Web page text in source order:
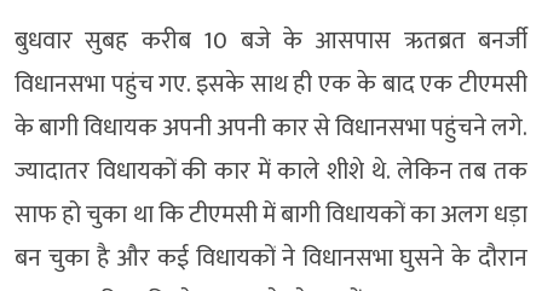
बुधवार सुबह करीब 10 बजे के आसपास ऋतब्रत बनर्जी
विधानसभा पहुंच गए. इसके साथ ही एक के बाद एक टीएमसी
के बागी विधायक अपनी अपनी कार से विधानसभा पहुंचने लगे.
ज्यादातर विधायकों की कार में काले शीशे थे. लेकिन तब तक
साफ हो चुका था कि टीएमसी में बागी विधायकों का अलग धड़ा
बन चुका है और कई विधायकों ने विधानसभा घुसने के दौरान